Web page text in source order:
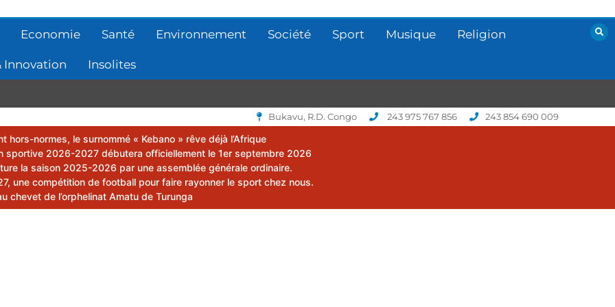
Economie Santé Environnement Société Sport Musique Religion
Innovation Insolites
Bukavu, R.D. Congo 243 975 767 856 243 854 690 009
hors-normes, le surnommé « Kebano » rêve déjà l’Afrique
sportive 2026-2027 débutera officiellement le 1er septembre 2026
la saison 2025-2026 par une assemblée générale ordinaire.
une compétition de football pour faire rayonner le sport chez nous.
chevet de l’orphelinat Amatu de Turunga